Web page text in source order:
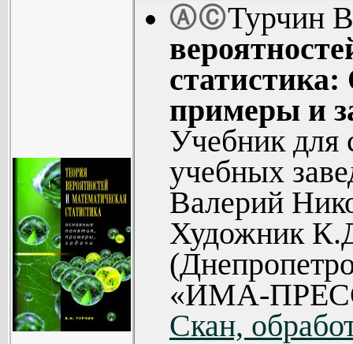
ⒶⒸТурчин
примеры и
Учебник для
учебных
Валерий
Художник
«ИМА-
Скан,